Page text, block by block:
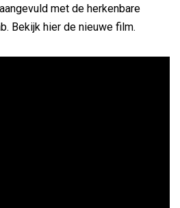
met de herkenbare
Bekijk hier de nieuwe film.